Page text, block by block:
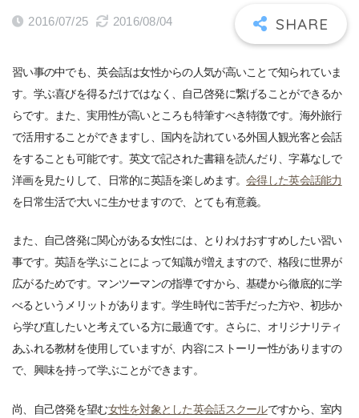
2016/07/25 2016/08/04
習い事の中でも、英会話は女性からの人気が高いことで知られていま
す。学ぶ喜びを得るだけではなく、自己啓発に繋げることができるか
らです。また、実用性が高いところも特筆すべき特徴です。海外旅行
で活用することができますし、国内を訪れている外国人観光客と会話
をすることも可能です。英文で記された書籍を読んだり、字幕なしで
洋画を見たりして、日常的に英語を楽しめます。会得した英会話能力
を日常生活で大いに生かせますので、とても有意義。
また、自己啓発に関心がある女性には、とりわけおすすめしたい習い
事です。英語を学ぶことによって知識が増えますので、格段に世界が
広がるためです。マンツーマンの指導ですから、基礎から徹底的に学
べるというメリットがあります。学生時代に苦手だった方や、初歩か
ら学び直したいと考えている方に最適です。さらに、オリジナリティ
あふれる教材を使用していますが、内容にストーリー性がありますの
で、興味を持って学ぶことができます。
尚、自己啓発を望む女性を対象とした英会話スクールですから、室内